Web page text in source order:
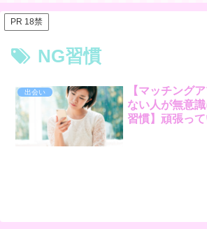
PR 18禁
NG習慣
出会い
【マッチング
ない人が無意
習慣】頑張っ